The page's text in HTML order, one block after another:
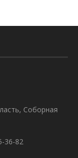
Соборная
36-82